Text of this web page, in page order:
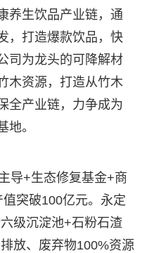
养生饮品产业链，通
，打造爆款饮品，快
司为龙头的可降解材
木资源，打造从竹木
全产业链，力争成为
地。
导+生态修复基金+商
突破100亿元。永定
级沉淀池+石粉石渣
放、废弃物100%资源